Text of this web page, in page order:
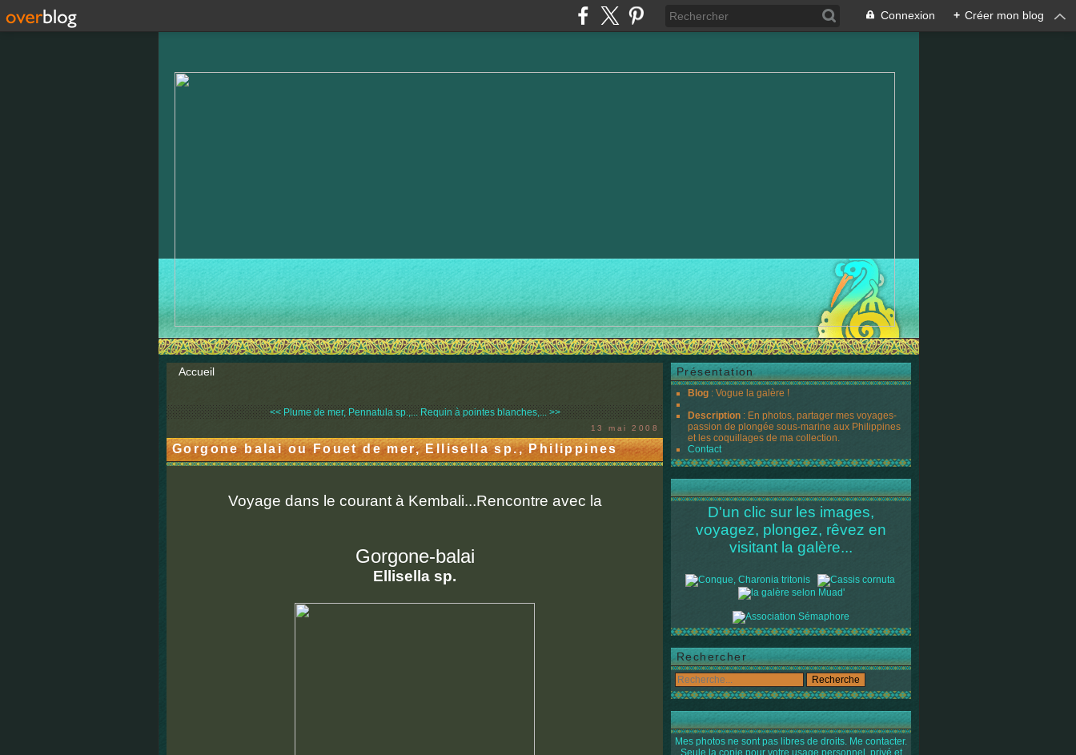
Connexion + Créer mon blog
Accueil
<< Plume de mer, Pennatula sp.,... Requin à pointes blanches,... >>
13 mai 2008
Gorgone balai ou Fouet de mer, Ellisella sp., Philippines
Voyage dans le courant à Kembali...Rencontre avec la
Gorgone-balai
Ellisella sp.
Présentation
Blog : Vogue la galère !
Description : En photos, partager mes voyages-
passion de plongée sous-marine aux Philippines
et les coquillages de ma collection.
Contact
D'un clic sur les images,
voyagez, plongez, rêvez en
visitant la galère...
Rechercher
Mes photos ne sont pas libres de droits. Me contacter.
Seule la copie pour votre usage personnel, privé et